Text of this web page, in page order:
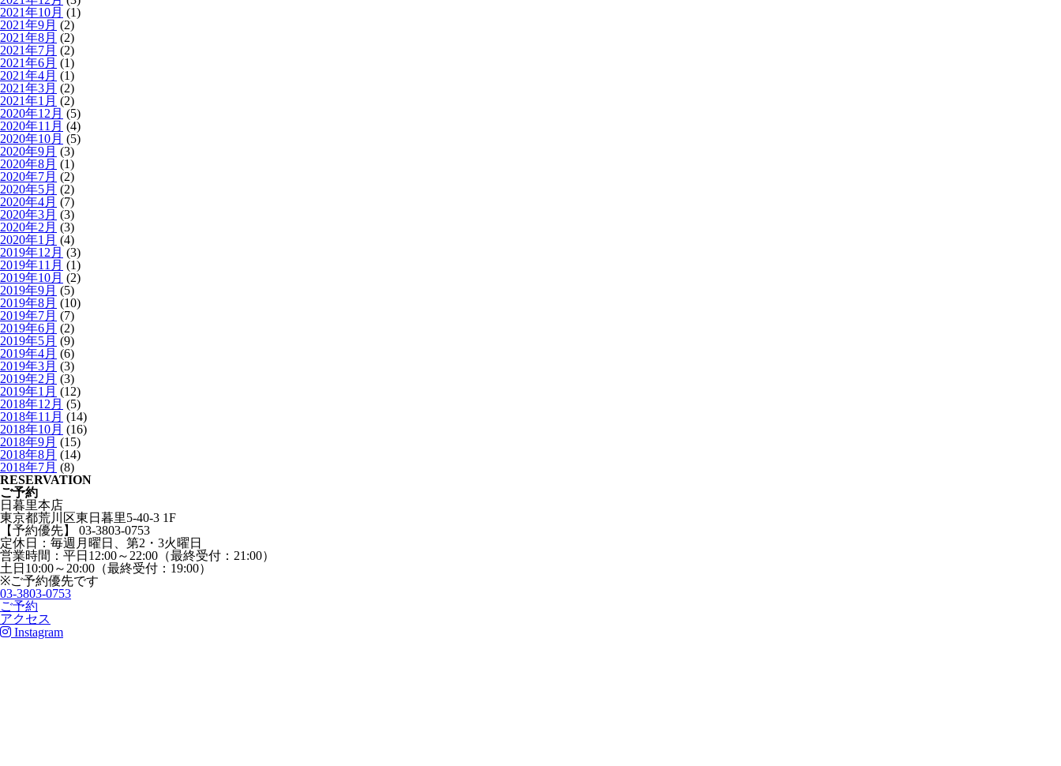
2021年10月 (1)
2021年9月 (2)
2021年8月 (2)
2021年7月 (2)
2021年6月 (1)
2021年4月 (1)
2021年3月 (2)
2021年1月 (2)
2020年12月 (5)
2020年11月 (4)
2020年10月 (5)
2020年9月 (3)
2020年8月 (1)
2020年7月 (2)
2020年5月 (2)
2020年4月 (7)
2020年3月 (3)
2020年2月 (3)
2020年1月 (4)
2019年12月 (3)
2019年11月 (1)
2019年10月 (2)
2019年9月 (5)
2019年8月 (10)
2019年7月 (7)
2019年6月 (2)
2019年5月 (9)
2019年4月 (6)
2019年3月 (3)
2019年2月 (3)
2019年1月 (12)
2018年12月 (5)
2018年11月 (14)
2018年10月 (16)
2018年9月 (15)
2018年8月 (14)
2018年7月 (8)
RESERVATION
ご予約
日暮里本店
東京都荒川区東日暮里5-40-3 1F
【予約優先】 03-3803-0753
定休日：毎週月曜日、第2・3火曜日
営業時間：平日12:00～22:00（最終受付：21:00）
土日10:00～20:00（最終受付：19:00）
※ご予約優先です
03-3803-0753
ご予約
アクセス
Instagram